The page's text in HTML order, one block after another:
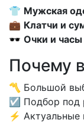
👕 Мужская
💼 Клатчи и
🕶 Очки и часы
Почему
〽️ Большой
☑️ Подбор под
⚡️ Актуальные